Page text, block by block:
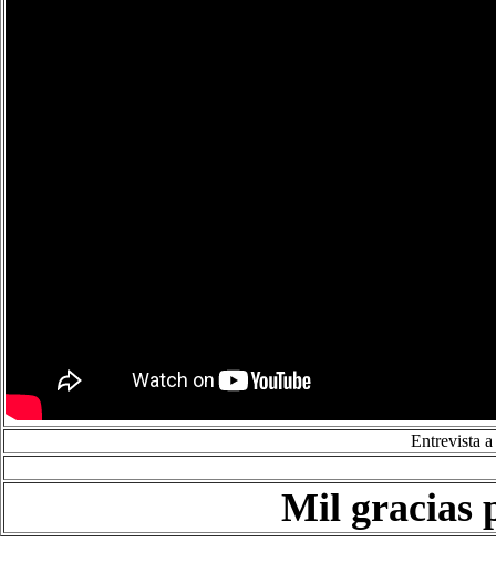
Entrevista
Mil gracias